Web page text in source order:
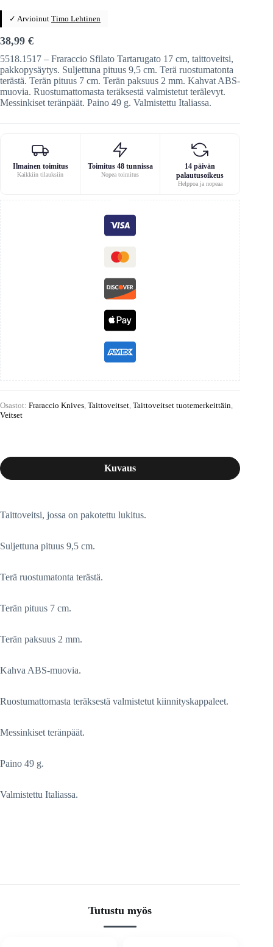
✓ Arvioinut Timo Lehtinen
38,99 €
5518.1517 – Fraraccio Sfilato Tartarugato 17 cm, taittoveitsi,
pakkopysäytys. Suljettuna pituus 9,5 cm. Terä ruostumatonta
terästä. Terän pituus 7 cm. Terän paksuus 2 mm. Kahvat ABS-
muovia. Ruostumattomasta teräksestä valmistetut terälevyt.
Messinkiset teränpäät. Paino 49 g. Valmistettu Italiassa.
Ilmainen toimitus
Kaikkiin tilauksiin
Toimitus 48 tunnissa
Nopea toimitus
14 päivän
palautusoikeus
Helppoa ja nopeaa
Osastot: Fraraccio Knives, Taittoveitset, Taittoveitset tuotemerkeittäin,
Veitset
Kuvaus
Taittoveitsi, jossa on pakotettu lukitus.
Suljettuna pituus 9,5 cm.
Terä ruostumatonta terästä.
Terän pituus 7 cm.
Terän paksuus 2 mm.
Kahva ABS-muovia.
Ruostumattomasta teräksestä valmistetut kiinnityskappaleet.
Messinkiset teränpäät.
Paino 49 g.
Valmistettu Italiassa.
Tutustu myös